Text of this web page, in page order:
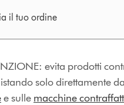
il tuo ordine
evita prodotti
solo direttamente
e sulle macchine